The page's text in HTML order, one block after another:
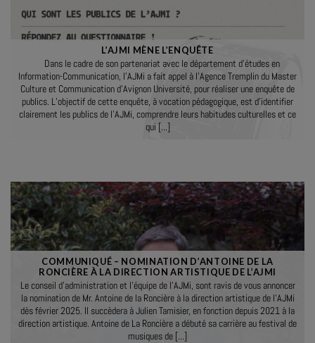
L’AJMI MÈNE L’ENQUÊTE
Dans le cadre de son partenariat avec le département d’études en
Information-Communication, l’AJMi a fait appel à l’Agence Tremplin du Master
Culture et Communication d’Avignon Université, pour réaliser une enquête de
publics. L’objectif de cette enquête, à vocation pédagogique, est d’identifier
clairement les publics de l’AJMi, comprendre leurs habitudes culturelles et ce
qui [...]
COMMUNIQUÉ – NOMINATION D’ANTOINE DE LA
RONCIÈRE À LA DIRECTION ARTISTIQUE DE L’AJMI
Le conseil d’administration et l’équipe de l’AJMi, sont ravis de vous annoncer
la nomination de Mr. Antoine de la Roncière à la direction artistique de l’AJMi
dès février 2025. Il succèdera à Julien Tamisier, en fonction depuis 2021 à la
direction artistique. Antoine de La Roncière a débuté sa carrière au festival de
musiques de [...]